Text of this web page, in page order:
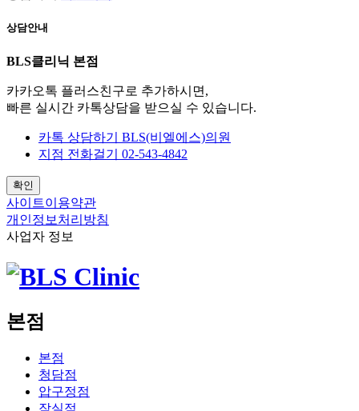
상담안내
BLS클리닉 본점
카카오톡 플러스친구로 추가하시면,
빠른 실시간 카톡상담을 받으실 수 있습니다.
카톡 상담하기
BLS(비엘에스)의원
지점 전화걸기
02-543-4842
확인
사이트이용약관
개인정보처리방침
사업자 정보
본점
본점
청담점
압구정점